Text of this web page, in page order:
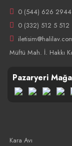
0 (544) 626 2944
0 (332) 512 5 512
Müftü Mah. İ. Hakkı
Pazaryeri
Kara Avı